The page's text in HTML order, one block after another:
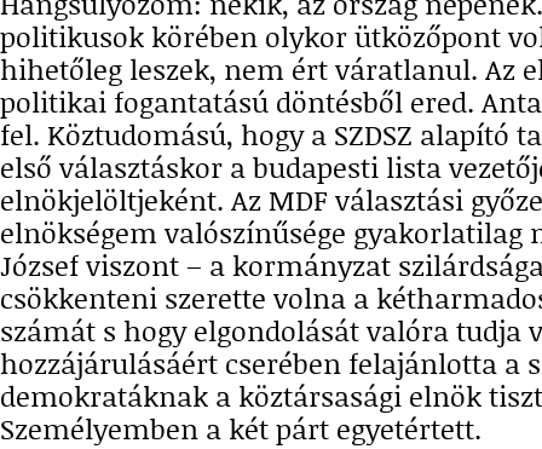
politikusok körében olykor ütközőpont
hihetőleg leszek, nem ért váratlanul. Az
politikai fogantatású döntésből ered.
fel. Köztudomású, hogy a SZDSZ alapító
első választáskor a budapesti lista
elnökjelöltjeként. Az MDF választási
elnökségem valószínűsége gyakorlatilag
József viszont – a kormányzat
csökkenteni szerette volna a
számát s hogy elgondolását valóra tudja
hozzájárulásáért cserében felajánlotta a
demokratáknak a köztársasági elnök
Személyemben a két párt egyetértett.